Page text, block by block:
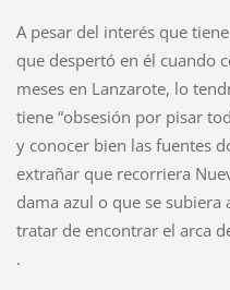
A pesar del interés que
que despertó en él cuando
meses en Lanzarote, lo
tiene “obsesión por pisar
y conocer bien las fuentes
extrañar que recorriera
dama azul o que se
tratar de encontrar el arca
.